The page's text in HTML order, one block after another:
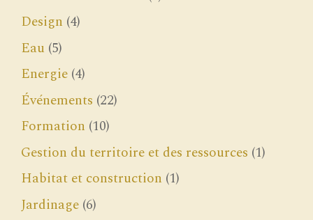
Design (4)
Eau (5)
Energie (4)
Événements (22)
Formation (10)
Gestion du territoire et des ressources (1)
Habitat et construction (1)
Jardinage (6)